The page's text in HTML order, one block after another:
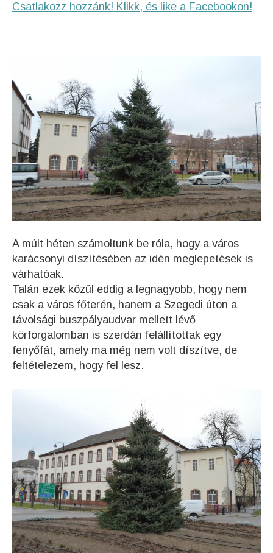
Csatlakozz hozzánk! Klikk, és like a Facebookon!
A múlt héten számoltunk be róla, hogy a város
karácsonyi díszítésében az idén meglepetések is
várhatóak.
Talán ezek közül eddig a legnagyobb, hogy nem
csak a város főterén, hanem a Szegedi úton a
távolsági buszpályaudvar mellett lévő
körforgalomban is szerdán felállítottak egy
fenyőfát, amely ma még nem volt díszítve, de
feltételezem, hogy fel lesz.